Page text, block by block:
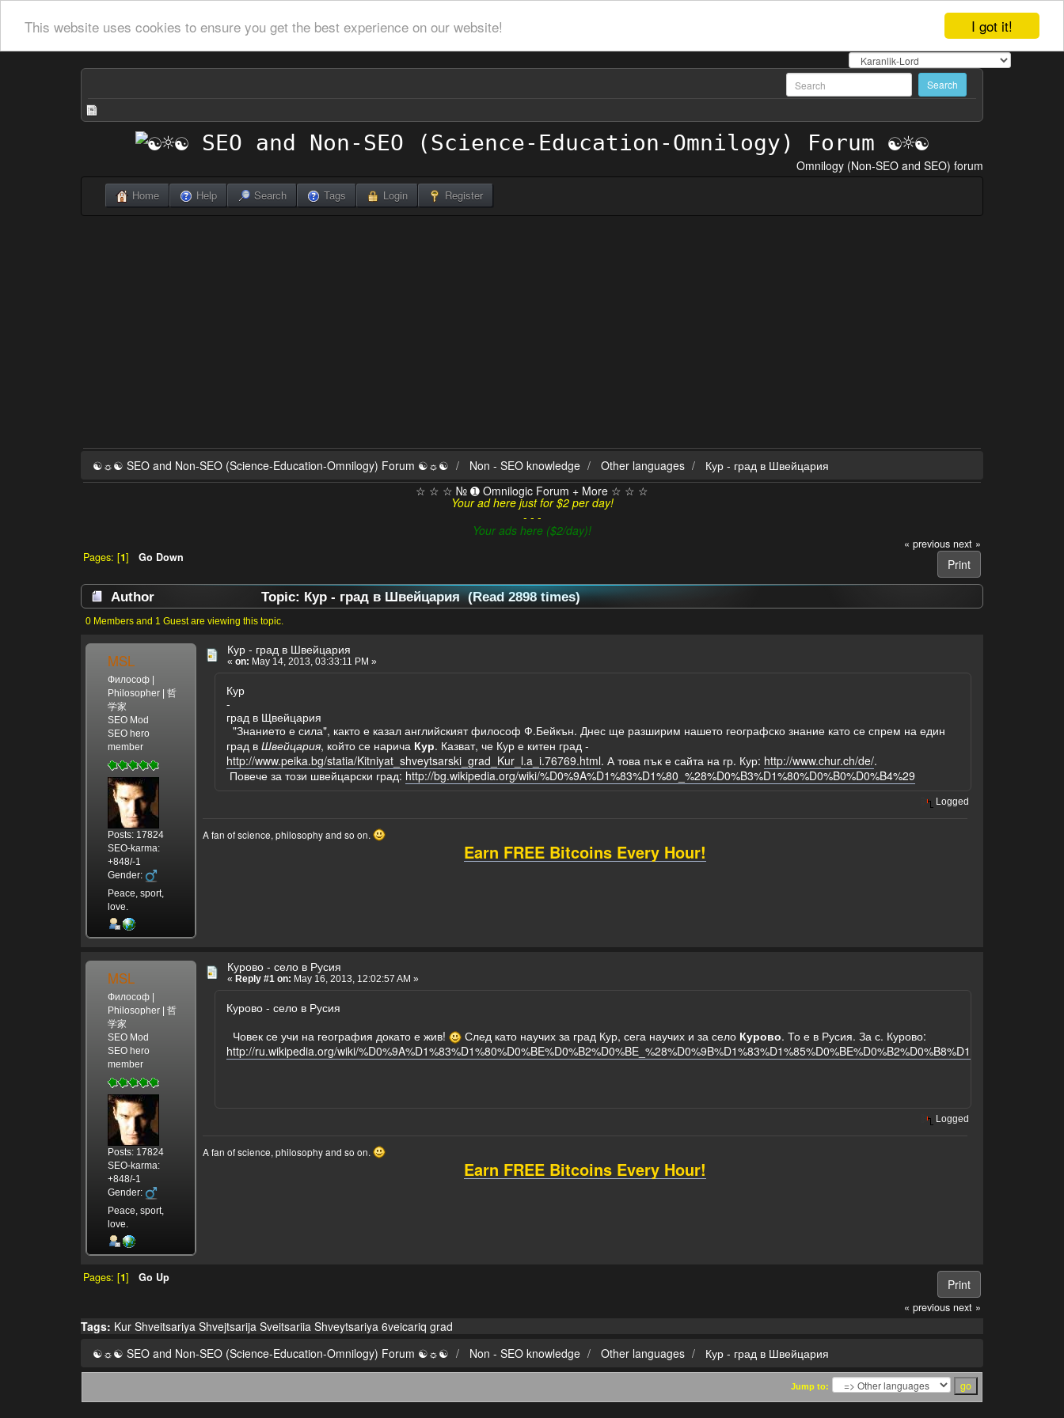
I got it!
This website uses cookies to ensure you get the best experience on our website!
Omnilogy (Non-SEO and SEO) forum
Home Help Search Tags Login Register
☯☼☯ SEO and Non-SEO (Science-Education-Omnilogy) Forum ☯☼☯ Non - SEO knowledge Other languages
Кур - град в Швейцария
☆ ☆ ☆ № ➊ Omnilogic Forum + More ☆ ☆ ☆
Your ad here just for $2 per day!
- - -
Your ads here ($2/day)!
« previous next »
Print
Pages: [1] Go Down
Author Topic: Кур - град в Швейцария (Read 2898 times)
0 Members and 1 Guest are viewing this topic.
MSL
Философ |
Philosopher | 哲
学家
SEO Mod
SEO hero
member
Posts: 17824
SEO-karma:
+848/-1
Gender:
Peace, sport,
love.
Кур - град в Швейцария
« on: May 14, 2013, 03:33:11 PM »
Кур
-
град в Щвейцария
"Знанието е сила", както е казал английският философ Ф.Бейкън. Днес ще разширим нашето географско знание като се спрем на един
град в Швейцария, който се нарича Кур. Казват, че Кур е китен град -
http://www.peika.bg/statia/Kitniyat_shveytsarski_grad_Kur_l.a_i.76769.html. А това пък е сайта на гр. Кур: http://www.chur.ch/de/.
Повече за този швейцарски град: http://bg.wikipedia.org/wiki/%D0%9A%D1%83%D1%80_%28%D0%B3%D1%80%D0%B0%D0%B4%29
Logged
A fan of science, philosophy and so on.
Earn FREE Bitcoins Every Hour!
MSL
Философ |
Philosopher | 哲
学家
SEO Mod
SEO hero
member
Posts: 17824
SEO-karma:
+848/-1
Gender:
Peace, sport,
love.
Курово - село в Русия
« Reply #1 on: May 16, 2013, 12:02:57 AM »
Курово - село в Русия
Човек се учи на география докато е жив!
След като научих за град Кур, сега научих и за село Курово. То е в Русия. За с. Курово:
http://ru.wikipedia.org/wiki/
Logged
A fan of science, philosophy and so on.
Earn FREE Bitcoins Every Hour!
Print
Pages: [1] Go Up
« previous next »
Tags: Kur Shveitsariya Shvejtsarija Sveitsariia Shveytsariya 6veicariq grad
☯☼☯ SEO and Non-SEO (Science-Education-Omnilogy) Forum ☯☼☯
Non - SEO knowledge Other languages Кур - град в Швейцария
Jump to: